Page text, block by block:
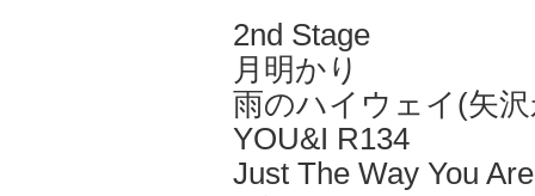
2nd Stage
月明かり
雨のハイウェイ(矢
YOU&I R134
Just The Way You